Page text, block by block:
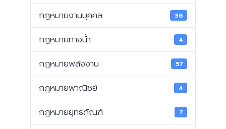
กฎหมายงานบุคคล 36
กฎหมายทางน้ำ 4
กฎหมายพลังงาน 57
กฎหมายพาณิชย์ 4
กฎหมายยุทธภัณฑ์ 7